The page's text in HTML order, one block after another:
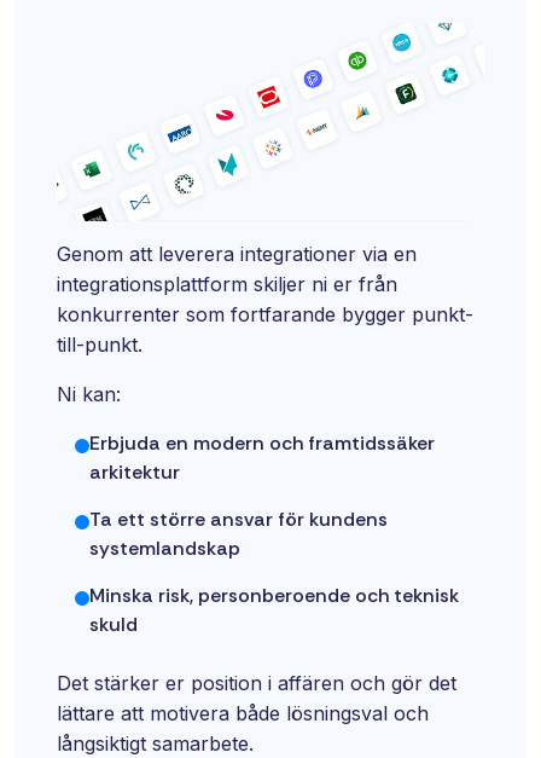
Genom att leverera integrationer via en
integrationsplattform skiljer ni er från
konkurrenter som fortfarande bygger punkt-
till-punkt.
Ni kan:
Erbjuda en modern och framtidssäker
arkitektur
Ta ett större ansvar för kundens
systemlandskap
Minska risk, personberoende och teknisk
skuld
Det stärker er position i affären och gör det
lättare att motivera både lösningsval och
långsiktigt samarbete.